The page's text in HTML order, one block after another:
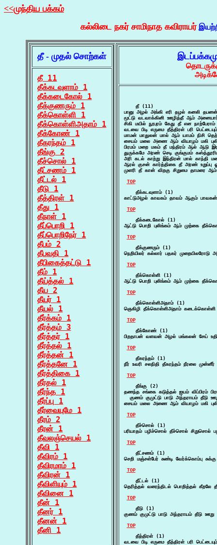
<<முந்திய பக்கம்
கல்லிடை நகர் சாமிநாத கவிராயர்
தீ - முதல் சொற்கள்
தீ 11
தீக்கடவுளாம் 1
தீக்கடைகோல் 1
தீக்குணரும் 1
தீக்கொள்ளி 1
தீக்கொள்ளிஅதாம் 1
தீக்கோண் 1
தீகரந்தம் 1
தீங்கு 2
தீச்சொல் 1
தீட்சணம் 1
தீட்டல் 1
தீடு 1
தீத்திரள் 1
தீது 1
தீநாள் 1
தீப்பொறி 1
தீப்பொறிநேர் 1
தீபம் 2
தீபவதி 1
தீபிகைத்தட்டு 1
தீம் 1
தீய்த்தல் 1
தீய 2
தீயர் 1
தீயல் 1
தீர்க்கம் 1
தீர்த்தம் 3
தீர்த்தர் 1
தீர்த்தல் 1
தீர்த்தன் 1
தீர்த்தனே 1
தீர்த்திகை 1
தீர்தல் 1
தீர்ந்த 1
தீர்ப்பு 1
தீர்வையுமே 1
தீரம் 2
தீரன் 1
தீவலஞ்செயல் 1
தீவி 1
தீவிரம் 1
தீவிரமாம் 1
தீவிரன் 1
தீவிளியும் 1
தீவினை 1
தீன் 1
தீனர் 1
தீனன் 1
தீனி 1
    தீ (11)
பானு அழல் அங்கி எரி தழல் கனலி
மூட்டு வடவாக்கினி ஊழித்தீ ஆம்
சிகி மயில் நூபுரம் கேது தீ என
வடவை பிடி எருமை தீத்திரள் பரி
மாமன் மாதுலன் மால் ஆம் யாமம் நிசி
சையம் மலை அணை ஆம் வியாழம் மகி
பிரமம் மறை மகம் தீ மந்திரம் ஆல் ஆடு
துருக்கமே அரண் செடி குங்குமம்
அரி கடல் காற்று இந்திரன் மால் காந்தி
ஆரல் குசன் கார்த்திகை தீ அரண் உறுப்பு
முளரி தீ கான் விறகு சிறுமை
TOP
    தீக்கடவுளாம் (1)
காட்டுஅழல் காவகம் தாவம் ஆகும்
TOP
    தீக்கடைகோல் (1)
ஆட்டு பொறி புலிங்கம் ஆம் முற்கை
TOP
    தீக்குணரும் (1)
நெறியிலர் கல்லார் பதகர்
TOP
    தீக்கொள்ளி (1)
ஆட்டு பொறி புலிங்கம் ஆம் முற்கை
TOP
    தீக்கொள்ளிஅதாம் (1)
ஞெகிழி தீக்கொள்ளிஅதாம் கடைக்கொள்ளி
TOP
    தீக்கோண் (1)
பிறதாபன் வளவன் அழல் மங்கலன் சேய்
TOP
    தீகரந்தம் (1)
நீர் உவரி சலநிதி தீகரந்தம் நீரலை
TOP
    தீங்கு (2)
தணந்த சங்கை கடுத்தல் ஐயம் விப்பிரம்
குணம் குமுட்டு பாடு அந்தராயம்
சையம் மலை அணை ஆம் வியாழம் மகி
TOP
    தீச்சொல் (1)
பரியாதம் பழிச்சொல் தீச்சொல் சிறுசொல்
TOP
    தீட்சணம் (1)
செறி மஞ்சள்பேர் சுண்டி வேர்க்கொம்பு
TOP
    தீட்டல் (1)
தெரித்தல் வரைந்திடல் பொறித்தல்
TOP
    தீடு (1)
குணம் குமுட்டு பாடு அந்தராயம் தீடு
TOP
    தீத்திரள் (1)
வடவை பிடி எருமை தீத்திரள் பரி